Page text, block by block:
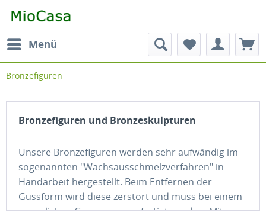
Menü
Bronzefiguren
Bronzefiguren und Bronzeskulpturen
Unsere Bronzefiguren werden sehr aufwändig im
sogenannten "Wachsausschmelzverfahren" in
Handarbeit hergestellt. Beim Entfernen der
Gussform wird diese zerstört und muss bei einem
neuerlichen Guss neu angefertigt werden. Mit